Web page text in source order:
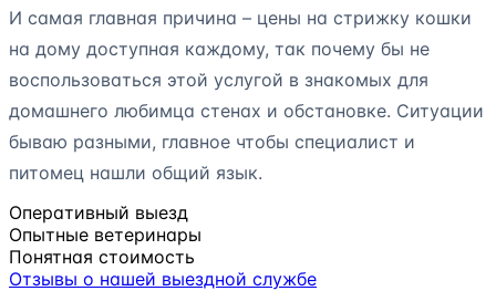
И самая главная причина – цены на стрижку кошки
на дому доступная каждому, так почему бы не
воспользоваться этой услугой в знакомых для
домашнего любимца стенах и обстановке. Ситуации
бываю разными, главное чтобы специалист и
питомец нашли общий язык.
Оперативный выезд
Опытные ветеринары
Понятная стоимость
Отзывы о нашей выездной службе